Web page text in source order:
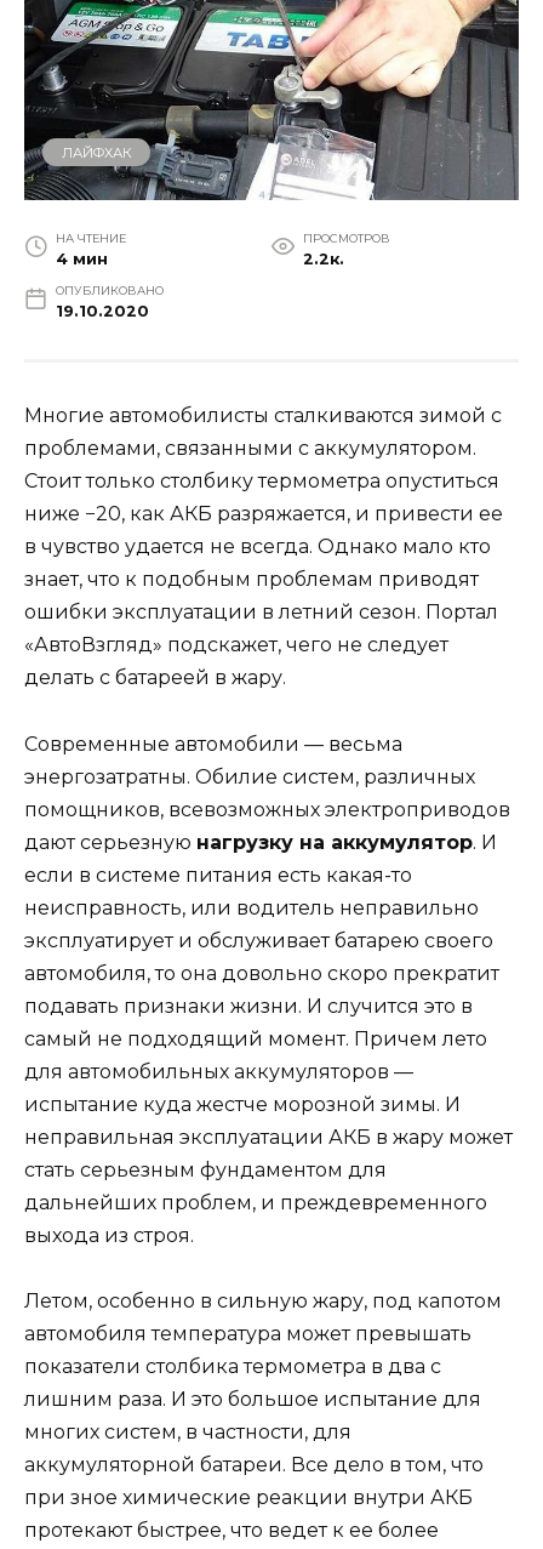
ЛАЙФХАК
НА ЧТЕНИЕ
4 мин
ПРОСМОТРОВ
2.2к.
ОПУБЛИКОВАНО
19.10.2020
Многие автомобилисты сталкиваются зимой с
проблемами, связанными с аккумулятором.
Стоит только столбику термометра опуститься
ниже −20, как АКБ разряжается, и привести ее
в чувство удается не всегда. Однако мало кто
знает, что к подобным проблемам приводят
ошибки эксплуатации в летний сезон. Портал
«АвтоВзгляд» подскажет, чего не следует
делать с батареей в жару.
Современные автомобили — весьма
энергозатратны. Обилие систем, различных
помощников, всевозможных электроприводов
дают серьезную нагрузку на аккумулятор. И
если в системе питания есть какая-то
неисправность, или водитель неправильно
эксплуатирует и обслуживает батарею своего
автомобиля, то она довольно скоро прекратит
подавать признаки жизни. И случится это в
самый не подходящий момент. Причем лето
для автомобильных аккумуляторов —
испытание куда жестче морозной зимы. И
неправильная эксплуатации АКБ в жару может
стать серьезным фундаментом для
дальнейших проблем, и преждевременного
выхода из строя.
Летом, особенно в сильную жару, под капотом
автомобиля температура может превышать
показатели столбика термометра в два с
лишним раза. И это большое испытание для
многих систем, в частности, для
аккумуляторной батареи. Все дело в том, что
при зное химические реакции внутри АКБ
протекают быстрее, что ведет к ее более